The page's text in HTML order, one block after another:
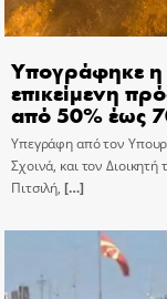
Υπογράφηκε η
επικείμενη
από 50% έως
Υπεγράφη από τον
Σχοινά, και τον
Πιτσιλή, […]